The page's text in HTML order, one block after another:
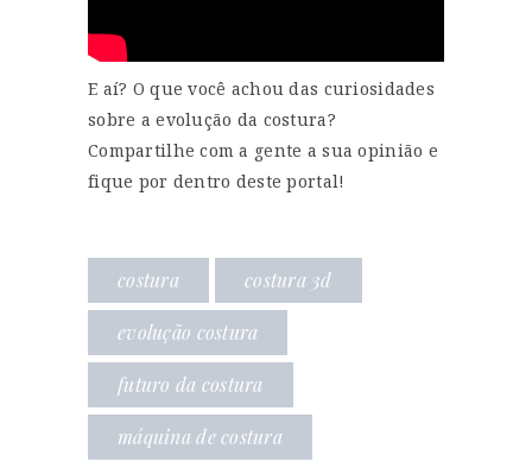
E aí? O que você achou das curiosidades
sobre a evolução da costura?
Compartilhe com a gente a sua opinião e
fique por dentro deste portal!
costura costura 3d
evolução costura
futuro da costura
máquina de costura